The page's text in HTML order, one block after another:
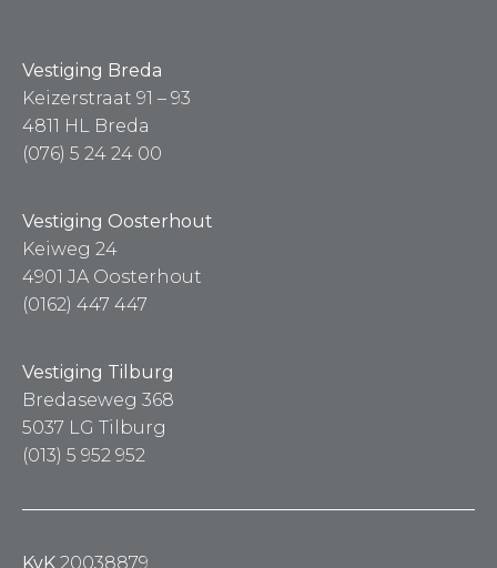
Vestiging Breda
Keizerstraat 91 – 93
4811 HL Breda
(076) 5 24 24 00
Vestiging Oosterhout
Keiweg 24
4901 JA Oosterhout
(0162) 447 447
Vestiging Tilburg
Bredaseweg 368
5037 LG Tilburg
(013) 5 952 952
KvK 20038879